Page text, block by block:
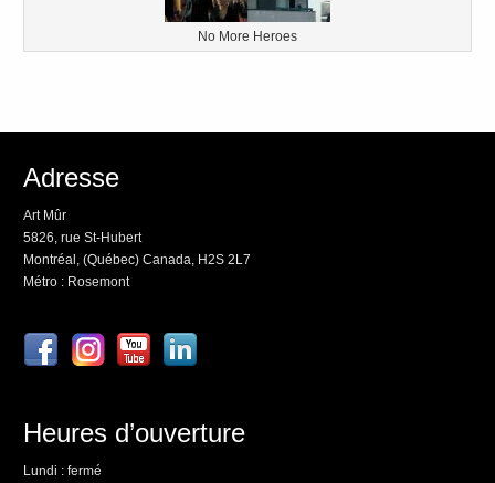
No More Heroes
Adresse
Art Mûr
5826, rue St-Hubert
Montréal, (Québec) Canada, H2S 2L7
Métro : Rosemont
Heures d’ouverture
Lundi : fermé